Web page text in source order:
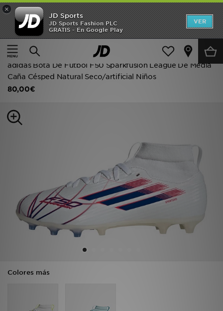
×
JD Sports
JD Sports Fashion PLC
GRATIS - En Google Play
VER
Página principal
Niños
Calzado infantil (tallas 28-35)
adidas Bota De Fútbol F50 Sparkfusion League De Media
Caña Césped Natural Seco/artificial Niños
80,00€
Colores más
Hombre
Mujer
Niños
Accesorios
Ofertas
TARJETA REGALO